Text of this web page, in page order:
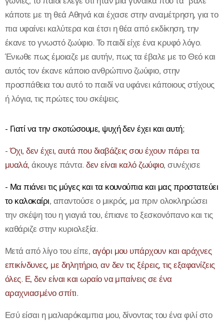
κάποτε με τη θεά Αθηνά και έχασε στην αναμέτρηση, για το
πια υφαίνει καλύτερα και έτσι η θέα από εκδίκηση, την
έκανε το γνωστό ζωύφιο. Το παιδί είχε ένα κρυφό λόγο.
Ένιωθε πως έμοιαζε με αυτήν, πως τα έβαλε με το Θεό και
αυτός τον έκανε κάποιο ανθρώπινο ζωύφιο, στην
προσπάθεια του αυτό το παιδί να υφάνει κάποιους στίχους
ή λόγια, τις πρώτες του σκέψεις.
- Γιατί να την σκοτώσουμε, ψυχή δεν έχει και αυτή;
- Όχι, δεν έχει, αυτά που διαβάζεις σου έχουν πάρει τα
μυαλά, άκουγε πάντα.δεν είναι καλό ζωύφιο, συνέχισε
- Μα πιάνει τις μύγες και τα κουνούπια και μας προστατεύει
το καλοκαίρι, απαντούσε ο μικρός, μα πριν ολοκληρώσει
την σκέψη του η γιαγιά του, έπιανε το ξεσκονόπανο και τις
καθάριζε στην κυριολεξία.
Μετά από λίγο του είπε, αγόρι μου υπάρχουν και αράχνες
επικίνδυνες, με δηλητήριο, αν δεν τις ξέρεις, τις εξαφανίζεις
όλες. Ε, δεν είναι και ωραίο να μπαίνεις σε ένα
αραχνιασμένο σπίτι.
Εσύ είσαι η μαλιαρόκαμπια μου, δίνοντας του ένα φιλί στο